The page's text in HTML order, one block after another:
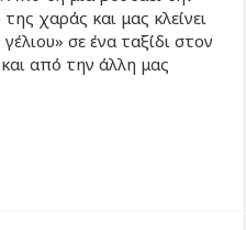
χαράς και μας κλείνει
σε ένα ταξίδι στον
από την άλλη μας